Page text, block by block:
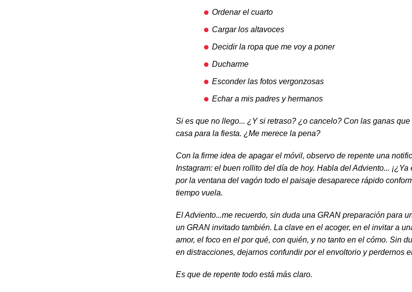
Ordenar el cuarto
Cargar los altavoces
Decidir la ropa que me voy a poner
Ducharme
Esconder las fotos vergonzosas
Echar a mis padres y hermanos
Si es que no llego... ¿Y si retraso? ¿o cancelo? Con las ganas
casa para la fiesta. ¿Me merece la pena?
Con la firme idea de apagar el móvil, observo de repente una
Instagram: el buen rollito del día de hoy. Habla del Adviento...
por la ventana del vagón todo el paisaje desaparece rápido
tiempo vuela.
El Adviento...me recuerdo, sin duda una GRAN preparación para
un GRAN invitado también. La clave en el acoger, en el invitar a
amor, el foco en el por qué, con quién, y no tanto en el cómo. Sin
en distracciones, dejarnos confundir por el envoltorio y perdernos
Es que de repente todo está más claro.